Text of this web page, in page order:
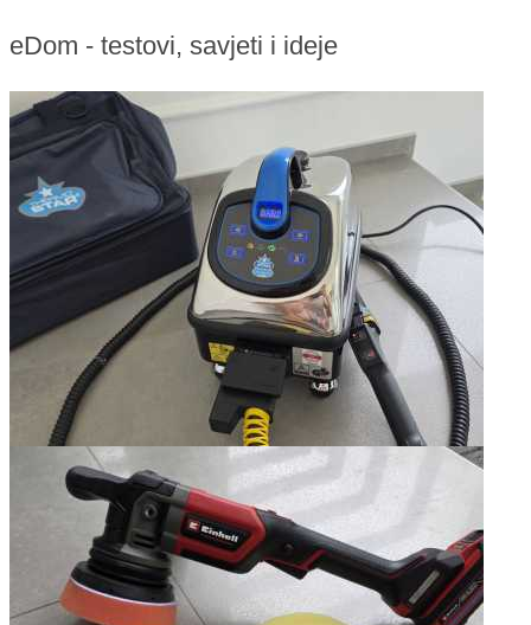
eDom - testovi, savjeti i ideje